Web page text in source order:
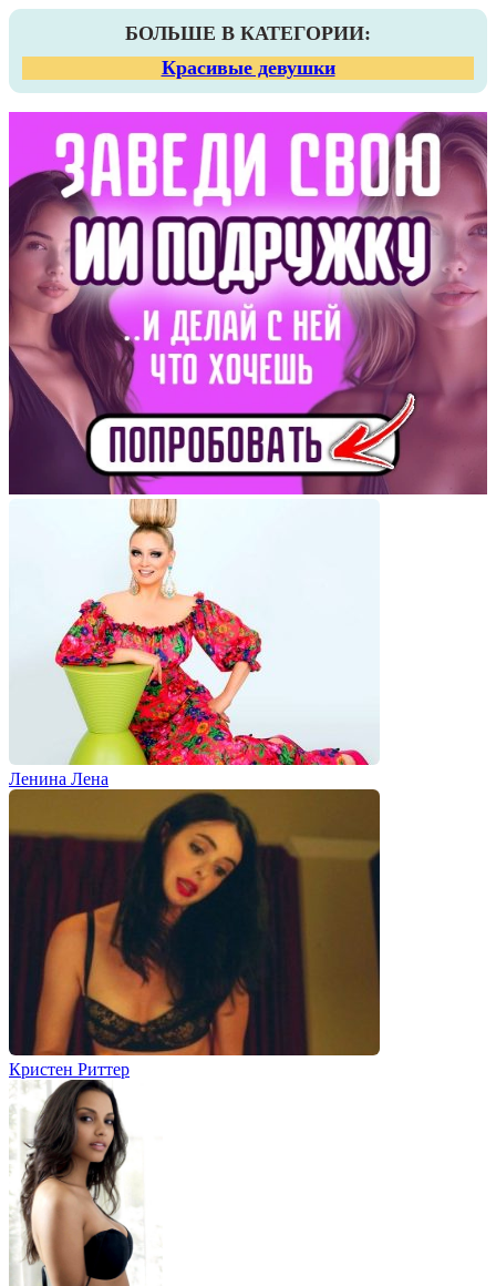
БОЛЬШЕ В КАТЕГОРИИ:
Красивые девушки
Ленина Лена
Кристен Риттер